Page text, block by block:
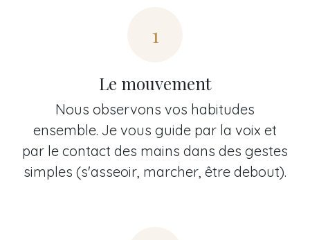
1
Le mouvement
Nous observons vos habitudes
ensemble. Je vous guide par la voix et
par le contact des mains dans des gestes
simples (s'asseoir, marcher, être debout).